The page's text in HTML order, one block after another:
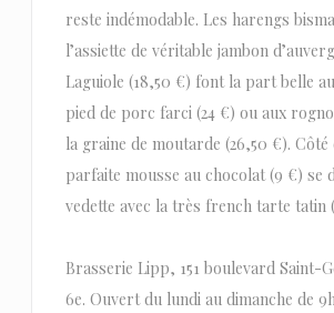
reste indémodable. Les harengs
l’assiette de véritable jambon
Laguiole (18,50 €) font la part belle
pied de porc farci (24 €) ou aux
la graine de moutarde (26,50 €).
parfaite mousse au chocolat (9 €) se
vedette avec la très french tarte tatin
Brasserie Lipp, 151 boulevard Saint-
6e. Ouvert du lundi au dimanche de